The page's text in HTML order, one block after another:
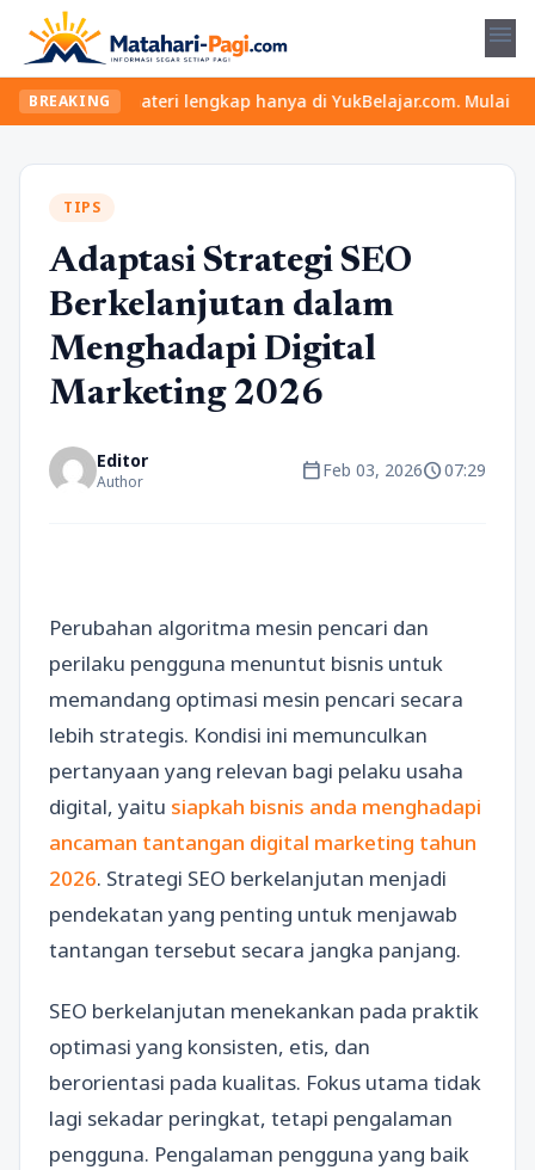
menu
BREAKING
materi lengkap hanya di YukBelajar.com. Mulai langkah
TIPS
Adaptasi Strategi SEO
Berkelanjutan dalam
Menghadapi Digital
Marketing 2026
Editor
Author calendar_todayFeb 03, 2026schedule07:29
Perubahan algoritma mesin pencari dan
perilaku pengguna menuntut bisnis untuk
memandang optimasi mesin pencari secara
lebih strategis. Kondisi ini memunculkan
pertanyaan yang relevan bagi pelaku usaha
digital, yaitu siapkah bisnis anda menghadapi
ancaman tantangan digital marketing tahun
2026. Strategi SEO berkelanjutan menjadi
pendekatan yang penting untuk menjawab
tantangan tersebut secara jangka panjang.
SEO berkelanjutan menekankan pada praktik
optimasi yang konsisten, etis, dan
berorientasi pada kualitas. Fokus utama tidak
lagi sekadar peringkat, tetapi pengalaman
pengguna. Pengalaman pengguna yang baik